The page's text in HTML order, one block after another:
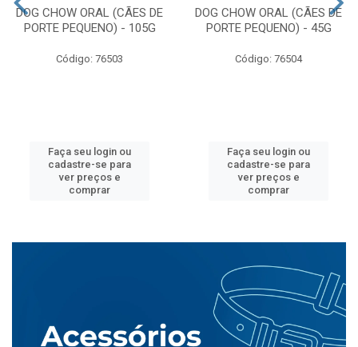
DOG CHOW ORAL (CÃES DE
PORTE PEQUENO) - 105G
Código: 76503
Faça seu login ou
cadastre-se para
ver preços e
comprar
DOG CHOW ORAL (CÃES DE
PORTE PEQUENO) - 45G
Código: 76504
Faça seu login ou
cadastre-se para
ver preços e
comprar